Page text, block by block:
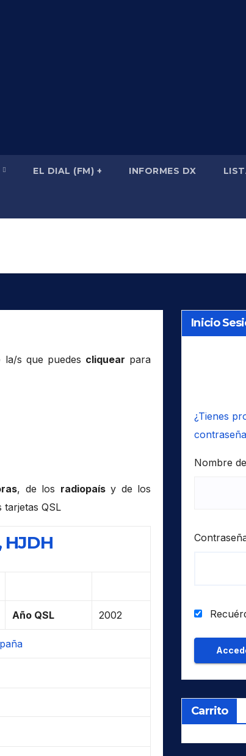
EL DIAL (FM) + INFORMES DX
s que puedes cliquear para
, de los radiopaísy de los
tarjetas QSL
HJDH
Año QSL 2002
Inicio
¿Tienes
Nombre
Carrito